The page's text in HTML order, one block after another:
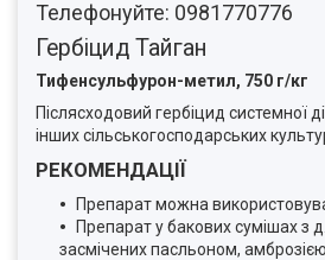
Телефонуйте: 0981770776
Гербіцид Тайган
Тифенсульфурон-метил, 750 г/кг
Післясходовий гербіцид системної
інших сільськогосподарських
РЕКОМЕНДАЦІЇ
Препарат можна
Препарат у бакових сумішах з
засмічених пасльоном,